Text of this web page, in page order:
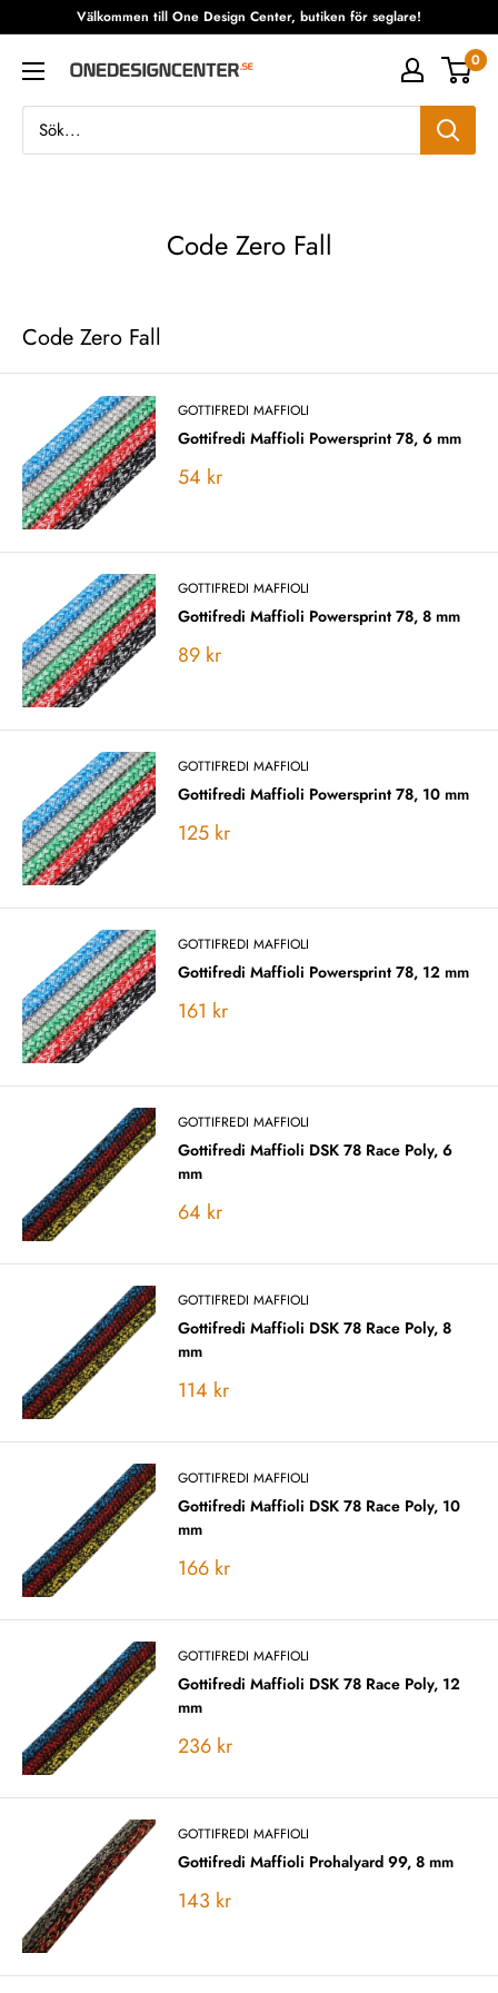
innehåll
Välkommen till One Design Center, butiken för seglare!
One
Center
0
Code Zero Fall
Code Zero Fall
GOTTIFREDI MAFFIOLI
Gottifredi Maffioli Powersprint 78, 6 mm
Vårt
54 kr
GOTTIFREDI MAFFIOLI
Gottifredi Maffioli Powersprint 78, 8 mm
Vårt
89 kr
GOTTIFREDI MAFFIOLI
Gottifredi Maffioli Powersprint 78, 10 mm
Vårt
125 kr
GOTTIFREDI MAFFIOLI
Gottifredi Maffioli Powersprint 78, 12 mm
Vårt
161 kr
GOTTIFREDI MAFFIOLI
Gottifredi Maffioli DSK 78 Race Poly, 6
mm
Vårt
64 kr
GOTTIFREDI MAFFIOLI
Gottifredi Maffioli DSK 78 Race Poly, 8
mm
Vårt
114 kr
GOTTIFREDI MAFFIOLI
Gottifredi Maffioli DSK 78 Race Poly, 10
mm
Vårt
166 kr
GOTTIFREDI MAFFIOLI
Gottifredi Maffioli DSK 78 Race Poly, 12
mm
Vårt
236 kr
GOTTIFREDI MAFFIOLI
Gottifredi Maffioli Prohalyard 99, 8 mm
Vårt
143 kr